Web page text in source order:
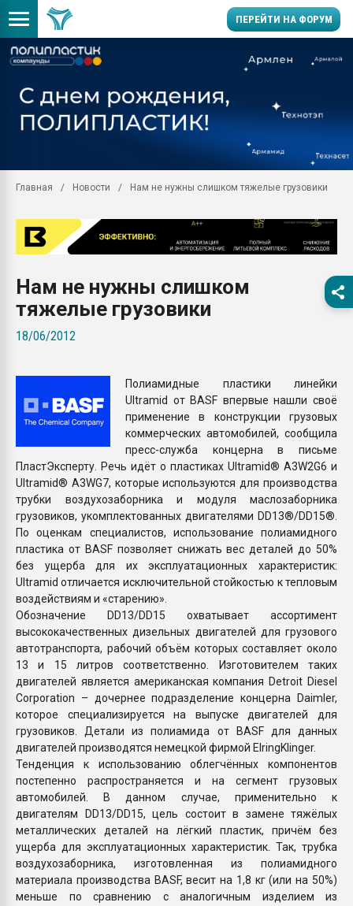
ПЕРЕЙТИ НА ФОРУМ
заводу пластмасс"
Помощь в подборе
Вакуум-формовочные
ближайшее
Подмосковье, Москва
первый план в
бутылок
ПЕРЕЙТИ НА
Главная Новости Нам не нужны слишком тяжелые грузовики
Нам не нужны слишком
тяжелые грузовики
18/06/2012
Полиамидные пластики линейки
Ultramid от BASF впервые нашли своё
применение в конструкции грузовых
коммерческих автомобилей, сообщила
пресс-служба концерна в письме
ПластЭксперту. Речь идёт о пластиках Ultramid® A3W2G6 и
Ultramid® A3WG7, которые используются для производства
трубки воздухозаборника и модуля маслозаборника
грузовиков, укомплектованных двигателями DD13®/DD15®.
По оценкам специалистов, использование полиамидного
пластика от BASF позволяет снижать вес деталей до 50%
без ущерба для их эксплуатационных характеристик:
Ultramid отличается исключительной стойкостью к тепловым
воздействиям и «старению».
Обозначение DD13/DD15 охватывает ассортимент
высококачественных дизельных двигателей для грузового
автотранспорта, рабочий объём которых составляет около
13 и 15 литров соответственно. Изготовителем таких
двигателей является американская компания Detroit Diesel
Corporation – дочернее подразделение концерна Daimler,
которое специализируется на выпуске двигателей для
грузовиков. Детали из полиамида от BASF для данных
двигателей производятся немецкой фирмой ElringKlinger.
Тенденция к использованию облегчённых компонентов
постепенно распространяется и на сегмент грузовых
автомобилей. В данном случае, применительно к
двигателям DD13/DD15, цель состоит в замене тяжёлых
металлических деталей на лёгкий пластик, причём без
ущерба для эксплуатационных характеристик. Так, трубка
воздухозаборника, изготовленная из полиамидного
материала производства BASF, весит на 1,8 кг (или на 50%)
меньше по сравнению с аналогичным изделием из